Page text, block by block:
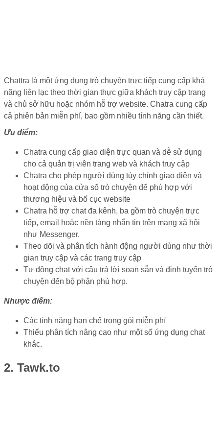
Chattra là một ứng dụng trò chuyện trực tiếp cung cấp khả
năng liên lạc theo thời gian thực giữa khách truy cập trang
và chủ sở hữu hoặc nhóm hỗ trợ website. Chatra cung cấp
cả phiên bản miễn phí, bao gồm nhiều tính năng cần thiết.
Ưu điểm:
Chatra cung cấp giao diện trực quan và dễ sử dụng
cho cả quản trị viên trang web và khách truy cập
Chatra cho phép người dùng tùy chỉnh giao diện và
hoạt động của cửa sổ trò chuyện để phù hợp với
thương hiệu và bố cục website
Chatra hỗ trợ chat đa kênh, ba gồm trò chuyện trực
tiếp, email hoặc nền tảng nhắn tin trên mạng xã hội
như Messenger.
Theo dõi và phân tích hành động người dùng như thời
gian truy cập và các trang truy cập
Tự động chat với câu trả lời soạn sẵn và định tuyến trò
chuyện đến bộ phận phù hợp.
Nhược điểm:
Các tính năng hạn chế trong gói miễn phí
Thiếu phân tích nâng cao như một số ứng dụng chat
khác.
2. Tawk.to